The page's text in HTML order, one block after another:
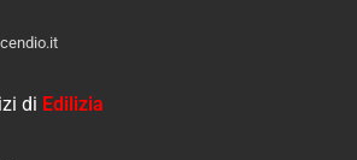
di Edilizia